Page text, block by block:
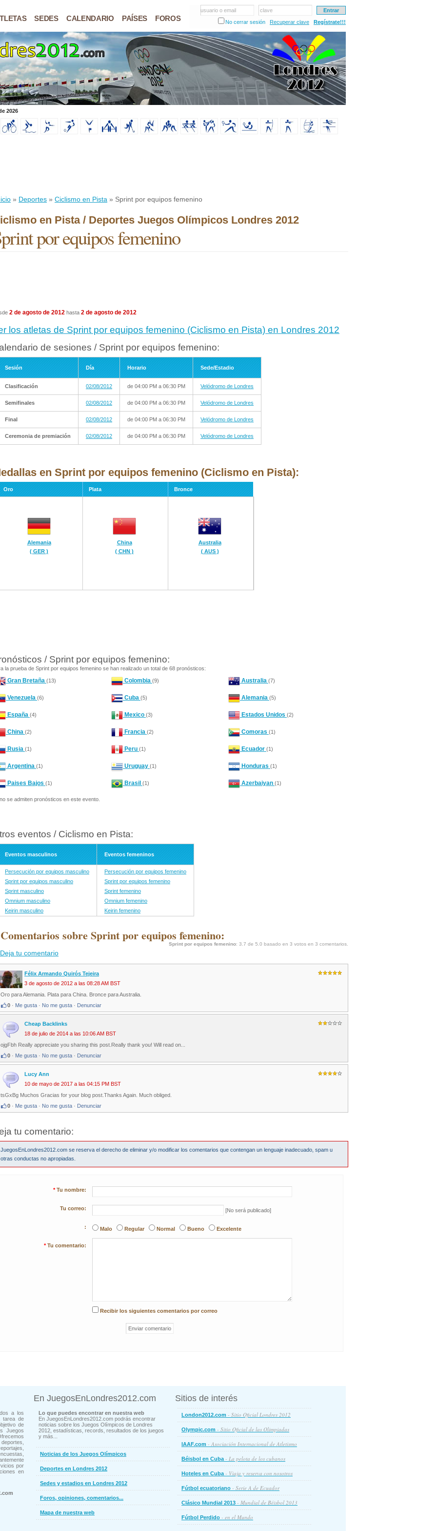
SEDES CALENDARIO PAÍSES FOROS
usuario o email
clave
No cerrar sesión
Recuperar clave Regístrate!!!
2026
» Deportes » Ciclismo en Pista » Sprint por equipos femenino
en Pista / Deportes Juegos Olímpicos Londres 2012
por equipos femenino
2 de agosto de 2012 hasta 2 de agosto de 2012
los atletas de Sprint por equipos femenino (Ciclismo en Pista) en Londres 2012
de sesiones / Sprint por equipos femenino:
Sesión Día Horario Sede/Estadio
Clasificación 02/08/2012 de 04:00 PM a 06:30 PM Velódromo de Londres
Semifinales 02/08/2012 de 04:00 PM a 06:30 PM Velódromo de Londres
Final 02/08/2012 de 04:00 PM a 06:30 PM Velódromo de Londres
Ceremonia de premiación 02/08/2012 de 04:00 PM a 06:30 PM Velódromo de Londres
en Sprint por equipos femenino (Ciclismo en Pista):
Oro Plata Bronce
Alemania
( GER )
China
( CHN )
Australia
( AUS )
/ Sprint por equipos femenino:
la prueba de Sprint por equipos femenino se han realizado un total de 68 pronósticos:
Gran Bretaña (13) Colombia (9) Australia (7)
Venezuela (6) Cuba (5) Alemania (5)
España (4) Mexico (3) Estados Unidos (2)
China (2) Francia (2) Comoras (1)
Rusia (1) Peru (1) Ecuador (1)
Argentina (1) Uruguay (1) Honduras (1)
Paises Bajos (1) Brasil (1) Azerbaiyan (1)
se admiten pronósticos en este evento.
eventos / Ciclismo en Pista:
Eventos masculinos Eventos femeninos
Persecución por equipos masculino
Sprint por equipos masculino
Sprint masculino
Omnium masculino
Keirin masculino
Persecución por equipos femenino
Sprint por equipos femenino
Sprint femenino
Omnium femenino
Keirin femenino
sobre Sprint por equipos femenino:
Sprint por equipos femenino: 3.7 de 5.0 basado en 3 votos en 3 comentarios.
Deja tu comentario
Félix Armando Quirós Tejeira
3 de agosto de 2012 a las 08:28 AM BST
Oro para Alemania. Plata para China. Bronce para Australia.
0 · Me gusta · No me gusta · Denunciar
Cheap Backlinks
18 de julio de 2014 a las 10:06 AM BST
ojgFbh Really appreciate you sharing this post.Really thank you! Will read on...
0 · Me gusta · No me gusta · Denunciar
Lucy Ann
10 de mayo de 2017 a las 04:15 PM BST
tsGxBg Muchos Gracias for your blog post.Thanks Again. Much obliged.
0 · Me gusta · No me gusta · Denunciar
tu comentario:
JuegosEnLondres2012.com se reserva el derecho de eliminar y/o modificar los comentarios que contengan un lenguaje inadecuado, spam u
otras conductas no apropiadas.
* Tu nombre:
Tu correo: [No será publicado]
: Malo Regular Normal Bueno Excelente
* Tu comentario:
Recibir los siguientes comentarios por correo
a los
tarea de
de
Juegos
por
en
En JuegosEnLondres2012.com
Lo que puedes encontrar en nuestra web
En JuegosEnLondres2012.com podrás encontrar
noticias sobre los Juegos Olímpicos de Londres
2012, estadísticas, records, resultados de los juegos
y más...
Noticias de los Juegos Olímpicos
Deportes en Londres 2012
Sedes y estadios en Londres 2012
Foros, opiniones, comentarios...
Mapa de nuestra web
Sitios de interés
London2012.com - Sitio Oficial Londres 2012
Olympic.com - Sitio Oficial de las Olimpiadas
IAAF.com - Asociación Internacional de Atletismo
Béisbol en Cuba- La pelota de los cubanos
Hoteles en Cuba- Viaja y reserva con nosotros
Fútbol ecuatoriano - Serie A de Ecuador
Clásico Mundial 2013 - Mundial de Béisbol 2013
Fútbol Perdido - en el Mundo